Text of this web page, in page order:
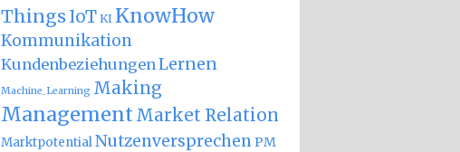
ThingsIoT KI KnowHow
Kommunikation
Kundenbeziehungen Lernen
Machine_Learning Making
Management Market Relation
MarktpotentialNutzenversprechen PM